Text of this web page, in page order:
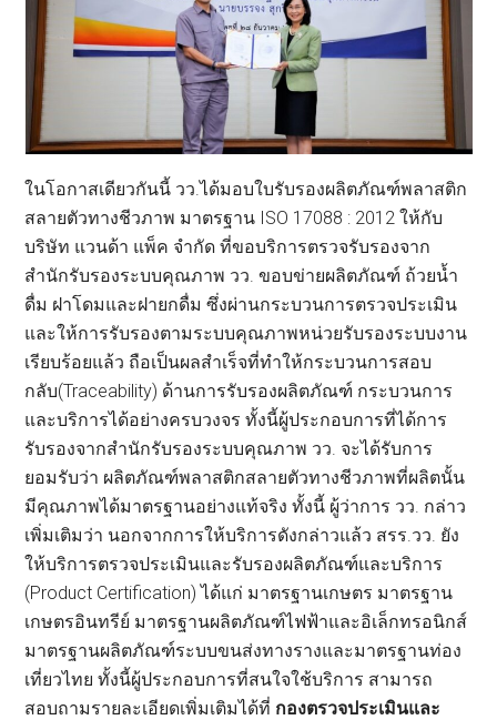
ในโอกาสเดียวกันนี้ วว.ได้มอบใบรับรองผลิตภัณฑ์พลาสติก
สลายตัวทางชีวภาพ มาตรฐาน ISO 17088 : 2012 ให้กับ
บริษัท แวนด้า แพ็ค จำกัด ที่ขอบริการตรวจรับรองจาก
สำนักรับรองระบบคุณภาพ วว. ขอบข่ายผลิตภัณฑ์ ถ้วยน้ำ
ดื่ม ฝาโดมและฝายกดื่ม ซึ่งผ่านกระบวนการตรวจประเมิน
และให้การรับรองตามระบบคุณภาพหน่วยรับรองระบบงาน
เรียบร้อยแล้ว ถือเป็นผลสำเร็จที่ทำให้กระบวนการสอบ
กลับ(Traceability) ด้านการรับรองผลิตภัณฑ์ กระบวนการ
และบริการได้อย่างครบวงจร ทั้งนี้ผู้ประกอบการที่ได้การ
รับรองจากสำนักรับรองระบบคุณภาพ วว. จะได้รับการ
ยอมรับว่า ผลิตภัณฑ์พลาสติกสลายตัวทางชีวภาพที่ผลิตนั้น
มีคุณภาพได้มาตรฐานอย่างแท้จริง ทั้งนี้ ผู้ว่าการ วว. กล่าว
เพิ่มเติมว่า นอกจากการให้บริการดังกล่าวแล้ว สรร.วว. ยัง
ให้บริการตรวจประเมินและรับรองผลิตภัณฑ์และบริการ
(Product Certification) ได้แก่ มาตรฐานเกษตร มาตรฐาน
เกษตรอินทรีย์ มาตรฐานผลิตภัณฑ์ไฟฟ้าและอิเล็กทรอนิกส์
มาตรฐานผลิตภัณฑ์ระบบขนส่งทางรางและมาตรฐานท่อง
เที่ยวไทย ทั้งนี้ผู้ประกอบการที่สนใจใช้บริการ สามารถ
สอบถามรายละเอียดเพิ่มเติมได้ที่ กองตรวจประเมินและ